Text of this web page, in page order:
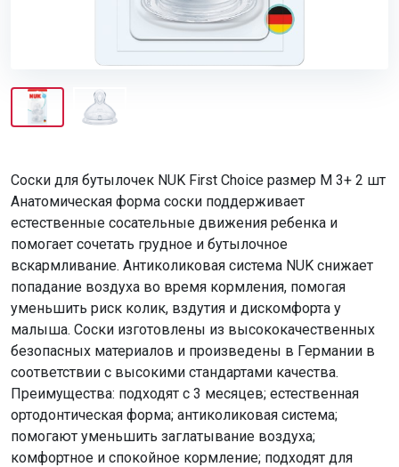
Соски для бутылочек NUK First Choice размер M 3+ 2 шт
Анатомическая форма соски поддерживает
естественные сосательные движения ребенка и
помогает сочетать грудное и бутылочное
вскармливание. Антиколиковая система NUK снижает
попадание воздуха во время кормления, помогая
уменьшить риск колик, вздутия и дискомфорта у
малыша. Соски изготовлены из высококачественных
безопасных материалов и произведены в Германии в
соответствии с высокими стандартами качества.
Преимущества: подходят с 3 месяцев; естественная
ортодонтическая форма; антиколиковая система;
помогают уменьшить заглатывание воздуха;
комфортное и спокойное кормление; подходят для